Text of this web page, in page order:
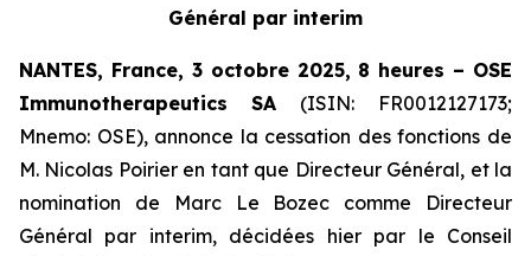
Général par interim
NANTES, France, 3 octobre 2025, 8 heures – OSE
Immunotherapeutics
SA (ISIN: FR0012127173;
Mnemo: OSE), annonce la cessation des fonctions de
M. Nicolas Poirier en tant que Directeur Général, et la
nomination de Marc Le Bozec comme Directeur
Général par interim, décidées hier par le Conseil